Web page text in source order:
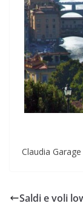
Claudia
Saldi e voli